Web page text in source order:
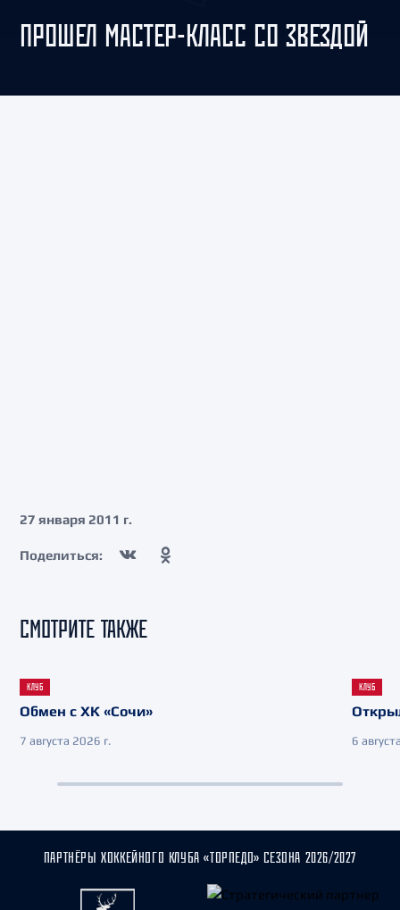
ПРОШЕЛ МАСТЕР-КЛАСС СО ЗВЕЗДОЙ
27 января 2011 г.
Поделиться:
СМОТРИТЕ ТАКЖЕ
КЛУБ
Обмен с ХК «Сочи»
7 августа 2026 г.
КЛУБ
6
ПАРТНЁРЫ ХОККЕЙНОГО КЛУБА «ТОРПЕДО» СЕЗОНА 2026/2027